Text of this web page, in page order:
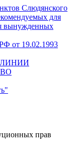
Слюдянского
для
вынужденных
от 19.02.1993
прав